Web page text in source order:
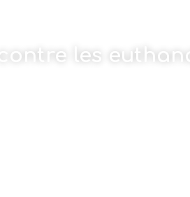
les